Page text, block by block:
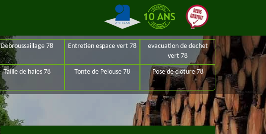
Debroussaillage 78 Entretien espace vert 78
evacuation de dechet
vert 78
Taille de haies 78 Tonte de Pelouse 78 Pose de clôture 78